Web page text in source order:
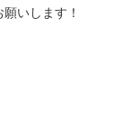
いします！